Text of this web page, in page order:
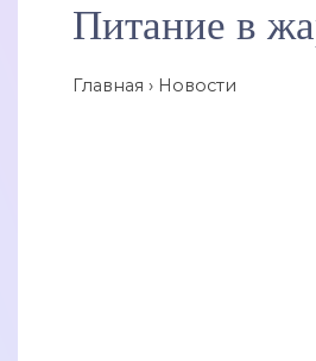
Питание в
Главная › Новости